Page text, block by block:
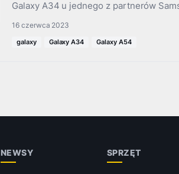
Galaxy A34 u jednego z partnerów
16 czerwca 2023
galaxy Galaxy A34 Galaxy A54
NEWSY SPRZĘT